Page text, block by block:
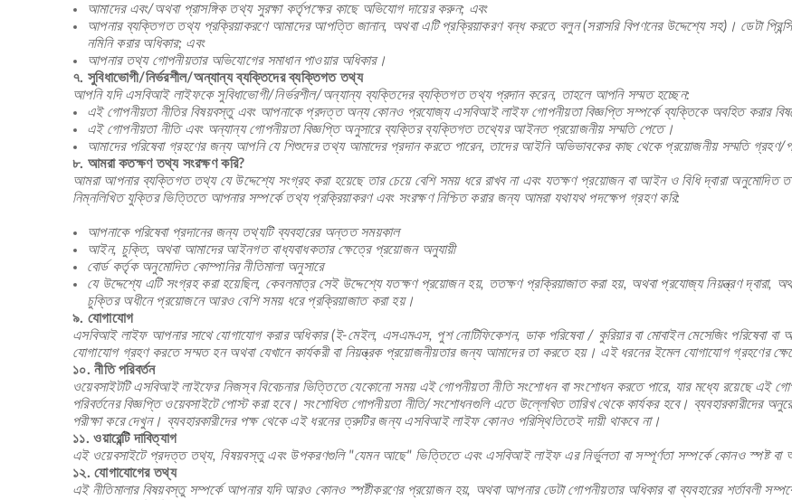
আমাদের এবং/অথবা প্রাসঙ্গিক তথ্য সুরক্ষা কর্তৃপক্ষের কাছে অভিযোগ দায়ের করুন; এবং
আপনার ব্যক্তিগত তথ্য প্রক্রিয়াকরণে আমাদের আপত্তি জানান, অথবা এটি প্রক্রিয়াকরণ বন্ধ করতে বলুন (সরাসরি বিপণনের উদ্দেশ্যে সহ)। ডেটা
নমিনি করার অধিকার; এবং
আপনার তথ্য গোপনীয়তার অভিযোগের সমাধান পাওয়ার অধিকার।
৭. সুবিধাভোগী/নির্ভরশীল/অন্যান্য ব্যক্তিদের ব্যক্তিগত তথ্য
আপনি যদি এসবিআই লাইফকে সুবিধাভোগী/নির্ভরশীল/অন্যান্য ব্যক্তিদের ব্যক্তিগত তথ্য প্রদান করেন, তাহলে আপনি সম্মত হচ্ছেন:
এই গোপনীয়তা নীতির বিষয়বস্তু এবং আপনাকে প্রদত্ত অন্য কোনও প্রযোজ্য এসবিআই লাইফ গোপনীয়তা বিজ্ঞপ্তি সম্পর্কে ব্যক্তিকে অবহিত করার
এই গোপনীয়তা নীতি এবং অন্যান্য গোপনীয়তা বিজ্ঞপ্তি অনুসারে ব্যক্তির ব্যক্তিগত তথ্যের আইনত প্রয়োজনীয় সম্মতি পেতে।
আমাদের পরিষেবা গ্রহণের জন্য আপনি যে শিশুদের তথ্য আমাদের প্রদান করতে পারেন, তাদের আইনি অভিভাবকের কাছ থেকে প্রয়োজনীয় সম্মতি গ্রহণ/
৮. আমরা কতক্ষণ তথ্য সংরক্ষণ করি?
আমরা আপনার ব্যক্তিগত তথ্য যে উদ্দেশ্যে সংগ্রহ করা হয়েছে তার চেয়ে বেশি সময় ধরে রাখব না এবং যতক্ষণ প্রয়োজন বা আইন ও বিধি দ্বারা অনুমোদিত
নিম্নলিখিত যুক্তির ভিত্তিতে আপনার সম্পর্কে তথ্য প্রক্রিয়াকরণ এবং সংরক্ষণ নিশ্চিত করার জন্য আমরা যথাযথ পদক্ষেপ গ্রহণ করি:
আপনাকে পরিষেবা প্রদানের জন্য তথ্যটি ব্যবহারের অন্তত সময়কাল
আইন, চুক্তি, অথবা আমাদের আইনগত বাধ্যবাধকতার ক্ষেত্রে প্রয়োজন অনুযায়ী
বোর্ড কর্তৃক অনুমোদিত কোম্পানির নীতিমালা অনুসারে
যে উদ্দেশ্যে এটি সংগ্রহ করা হয়েছিল, কেবলমাত্র সেই উদ্দেশ্যে যতক্ষণ প্রয়োজন হয়, ততক্ষণ প্রক্রিয়াজাত করা হয়, অথবা প্রযোজ্য নিয়ন্ত্রণ দ্বারা,
চুক্তির অধীনে প্রয়োজনে আরও বেশি সময় ধরে প্রক্রিয়াজাত করা হয়।
৯. যোগাযোগ
এসবিআই লাইফ আপনার সাথে যোগাযোগ করার অধিকার (ই-মেইল, এসএমএস, পুশ নোটিফিকেশন, ডাক পরিষেবা / কুরিয়ার বা মোবাইল মেসেজিং পরিষেবা
যোগাযোগ গ্রহণ করতে সম্মত হন অথবা যেখানে কার্যকরী বা নিয়ন্ত্রক প্রয়োজনীয়তার জন্য আমাদের তা করতে হয়। এই ধরনের ইমেল যোগাযোগ গ্রহণের
১০. নীতি পরিবর্তন
ওয়েবসাইটটি এসবিআই লাইফের নিজস্ব বিবেচনার ভিত্তিতে যেকোনো সময় এই গোপনীয়তা নীতি সংশোধন বা সংশোধন করতে পারে, যার মধ্যে রয়েছে এই
পরিবর্তনের বিজ্ঞপ্তি ওয়েবসাইটে পোস্ট করা হবে। সংশোধিত গোপনীয়তা নীতি/সংশোধনগুলি এতে উল্লেখিত তারিখ থেকে কার্যকর হবে। ব্যবহারকারীদের
পরীক্ষা করে দেখুন। ব্যবহারকারীদের পক্ষ থেকে এই ধরনের ত্রুটির জন্য এসবিআই লাইফ কোনও পরিস্থিতিতেই দায়ী থাকবে না।
১১. ওয়ারেন্টি দাবিত্যাগ
এই ওয়েবসাইটে প্রদত্ত তথ্য, বিষয়বস্তু এবং উপকরণগুলি "যেমন আছে" ভিত্তিতে এবং এসবিআই লাইফ এর নির্ভুলতা বা সম্পূর্ণতা সম্পর্কে কোনও স্পষ্ট বা
১২. যোগাযোগের তথ্য
এই নীতিমালার বিষয়বস্তু সম্পর্কে আপনার যদি আরও কোনও স্পষ্টীকরণের প্রয়োজন হয়, অথবা আপনার ডেটা গোপনীয়তার অধিকার বা ব্যবহারের